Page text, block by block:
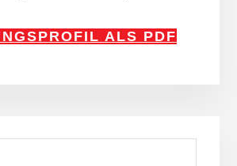
ALS PDF